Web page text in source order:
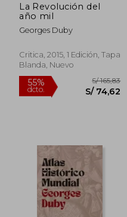
La Revolución del
año mil
Georges Duby
Critica, 2015, 1 Edición, Tapa
Blanda, Nuevo